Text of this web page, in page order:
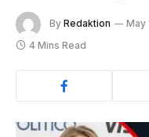
By Redaktion May
4 Mins Read